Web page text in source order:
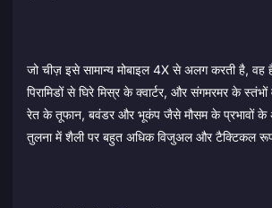
जो चीज़ इसे सामान्य मोबाइल 4X से अलग करती है, वह
पिरामिडों से घिरे मिस्र के क्वार्टर, और संगमरमर के
रेत के तूफान, बवंडर और भूकंप जैसे मौसम के प्रभावों के
तुलना में शैली पर बहुत अधिक विजुअल और टैक्टिकल रूप